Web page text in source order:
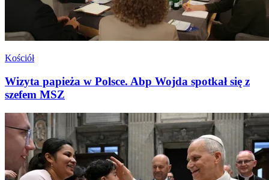
Kościół
Wizyta papieża w Polsce. Abp Wojda spotkał się z
szefem MSZ